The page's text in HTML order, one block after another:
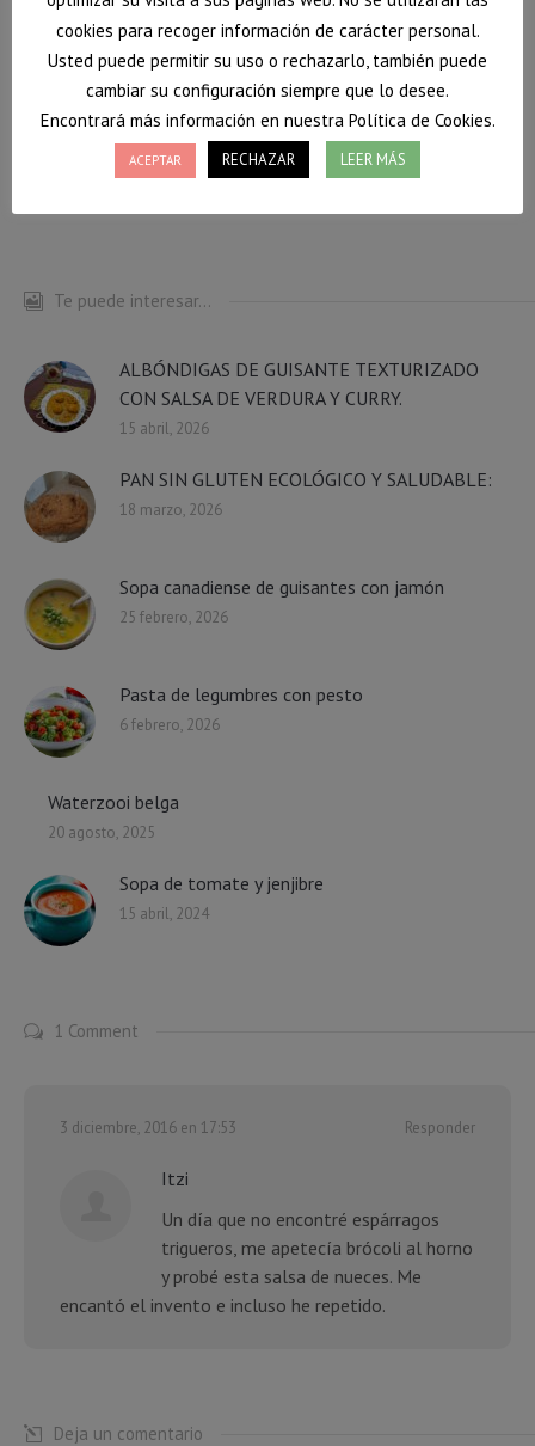
Antioxidantes dietista-nutricionista
espárragos nutrición
Nutrientes recetas salud Saludable
San Sebastian trigueros
Te puede interesar...
ALBÓNDIGAS DE GUISANTE TEXTURIZADO
CON SALSA DE VERDURA Y CURRY.
15 abril, 2026
PAN SIN GLUTEN ECOLÓGICO Y SALUDABLE:
18 marzo, 2026
Sopa canadiense de guisantes con jamón
25 febrero, 2026
Pasta de legumbres con pesto
6 febrero, 2026
Waterzooi belga
20 agosto, 2025
Sopa de tomate y jenjibre
15 abril, 2024
1 Comment
Responder
3 diciembre, 2016 en 17:53
Itzi
Un día que no encontré espárragos
trigueros, me apetecía brócoli al horno
y probé esta salsa de nueces. Me
encantó el invento e incluso he repetido.
Deja un comentario
cookies para recoger información de carácter personal.
Usted puede permitir su uso o rechazarlo, también puede
cambiar su configuración siempre que lo desee.
Encontrará más información en nuestra Política de Cookies.
ACEPTAR RECHAZAR LEER MÁS